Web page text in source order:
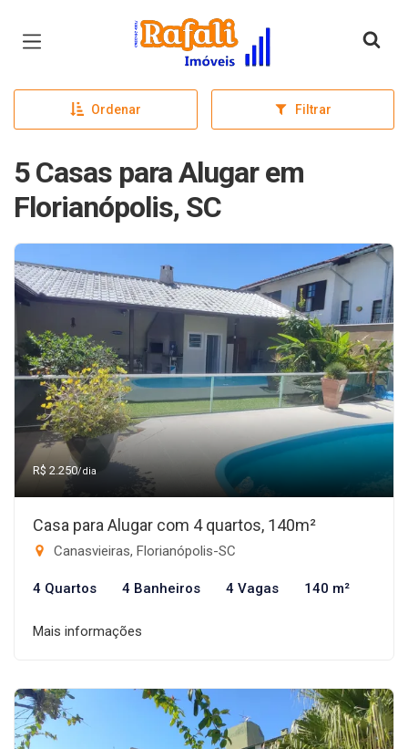
Página inicial
Ordenar Filtrar
5 Casas para Alugar em
Florianópolis, SC
R$ 2.250/dia
Casa para Alugar com 4 quartos, 140m²
Canasvieiras, Florianópolis-SC
4 Quartos 4 Banheiros 4 Vagas 140 m²
Mais informações